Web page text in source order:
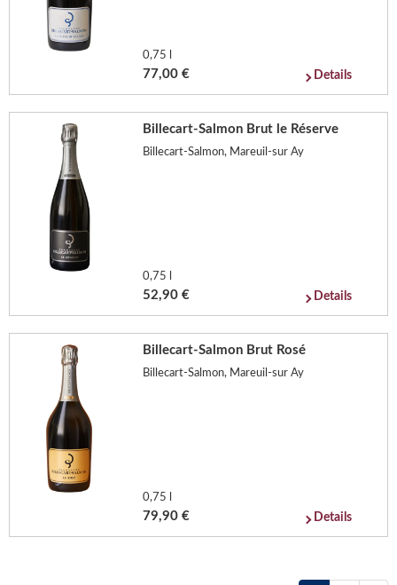
0,75 l
77,00 € Details
Billecart-Salmon Brut le Réserve
Billecart-Salmon, Mareuil-sur Ay
0,75 l
52,90 € Details
Billecart-Salmon Brut Rosé
Billecart-Salmon, Mareuil-sur Ay
0,75 l
79,90 € Details